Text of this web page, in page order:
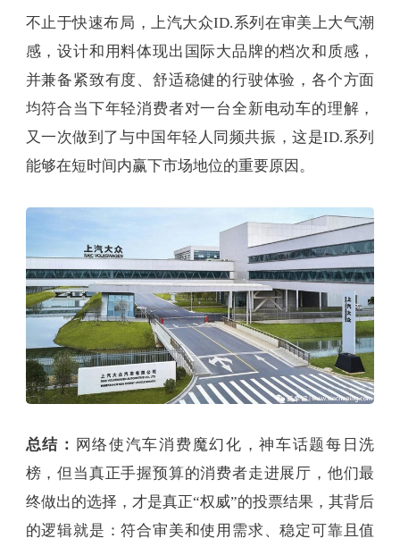
不止于快速布局，上汽大众ID.系列在审美上大气潮
感，设计和用料体现出国际大品牌的档次和质感，
并兼备紧致有度、舒适稳健的行驶体验，各个方面
均符合当下年轻消费者对一台全新电动车的理解，
又一次做到了与中国年轻人同频共振，这是ID.系列
能够在短时间内赢下市场地位的重要原因。
总结： 网络使汽车消费魔幻化，神车话题每日洗
榜，但当真正手握预算的消费者走进展厅，他们最
终做出的选择，才是真正“权威”的投票结果，其背后
的逻辑就是：符合审美和使用需求、稳定可靠且值